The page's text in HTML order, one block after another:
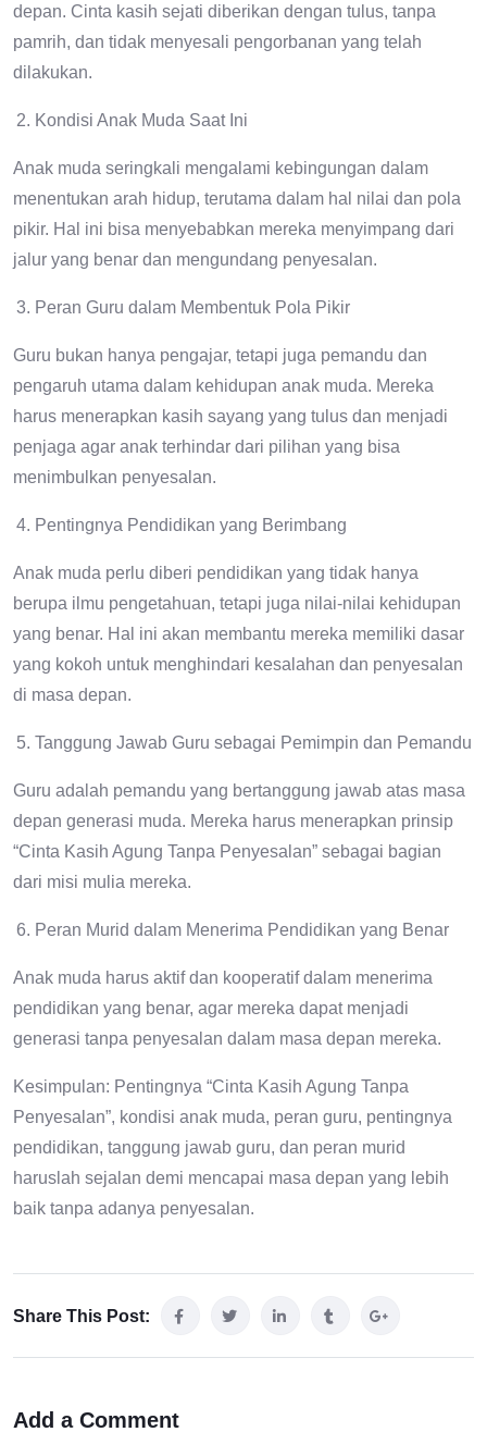
depan. Cinta kasih sejati diberikan dengan tulus, tanpa
pamrih, dan tidak menyesali pengorbanan yang telah
dilakukan.
Kondisi Anak Muda Saat Ini
Anak muda seringkali mengalami kebingungan dalam
menentukan arah hidup, terutama dalam hal nilai dan pola
pikir. Hal ini bisa menyebabkan mereka menyimpang dari
jalur yang benar dan mengundang penyesalan.
Peran Guru dalam Membentuk Pola Pikir
Guru bukan hanya pengajar, tetapi juga pemandu dan
pengaruh utama dalam kehidupan anak muda. Mereka
harus menerapkan kasih sayang yang tulus dan menjadi
penjaga agar anak terhindar dari pilihan yang bisa
menimbulkan penyesalan.
Pentingnya Pendidikan yang Berimbang
Anak muda perlu diberi pendidikan yang tidak hanya
berupa ilmu pengetahuan, tetapi juga nilai-nilai kehidupan
yang benar. Hal ini akan membantu mereka memiliki dasar
yang kokoh untuk menghindari kesalahan dan penyesalan
di masa depan.
Tanggung Jawab Guru sebagai Pemimpin dan Pemandu
Guru adalah pemandu yang bertanggung jawab atas masa
depan generasi muda. Mereka harus menerapkan prinsip
“Cinta Kasih Agung Tanpa Penyesalan” sebagai bagian
dari misi mulia mereka.
Peran Murid dalam Menerima Pendidikan yang Benar
Anak muda harus aktif dan kooperatif dalam menerima
pendidikan yang benar, agar mereka dapat menjadi
generasi tanpa penyesalan dalam masa depan mereka.
Kesimpulan: Pentingnya “Cinta Kasih Agung Tanpa
Penyesalan”, kondisi anak muda, peran guru, pentingnya
pendidikan, tanggung jawab guru, dan peran murid
haruslah sejalan demi mencapai masa depan yang lebih
baik tanpa adanya penyesalan.
Share This Post:
Add a Comment